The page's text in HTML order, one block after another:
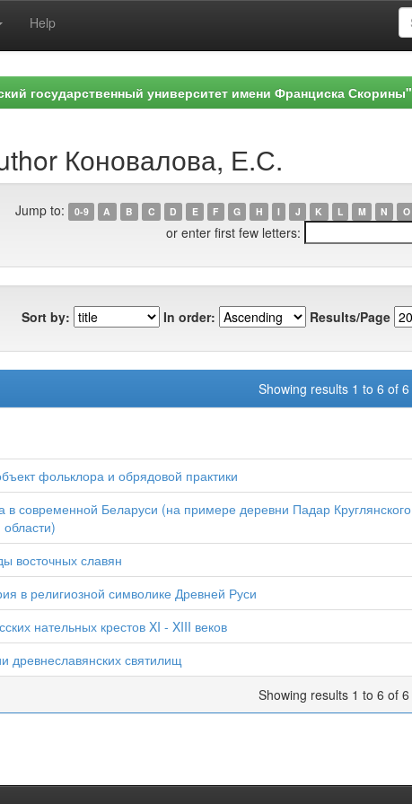
Help
государственный университет имени Франциска Скорины"
Коновалова, Е.С.
Jump to: 0-9 A B C D E F G H I J K L M N O
or enter first few letters:
Sort by: In order: Results/Page
Showing results 1 to 6 of 6
фольклора и обрядовой практики
в современной Беларуси (на примере деревни Падар Круглянского
восточных славян
в религиозной символике Древней Руси
нательных крестов XI - XIII веков
древнеславянских святилищ
Showing results 1 to 6 of 6